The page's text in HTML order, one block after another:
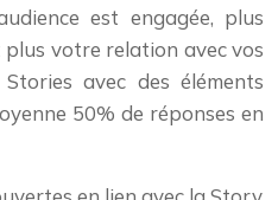
est engagée, plus
votre relation avec vos
avec des éléments
50% de réponses en